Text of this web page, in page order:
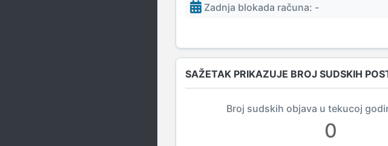
Zadnja blokada računa: -
SAŽETAK PRIKAZUJE BROJ SUDSKIH
Broj sudskih objava u tekucoj
0